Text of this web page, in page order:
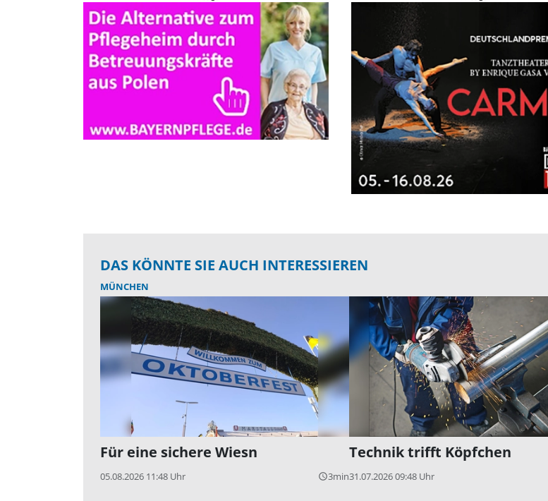
DAS KÖNNTE SIE AUCH INTERESSIEREN
MÜNCHEN
Für eine sichere Wiesn
05.08.2026 11:48 Uhr query_builder3min
Technik trifft Köpfchen
31.07.2026 09:48 Uhr